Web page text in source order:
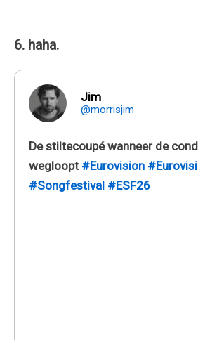
6. haha.
Jim
@morrisjim
De stiltecoupé wanneer de
wegloopt #Eurovision
#Songfestival #ESF26